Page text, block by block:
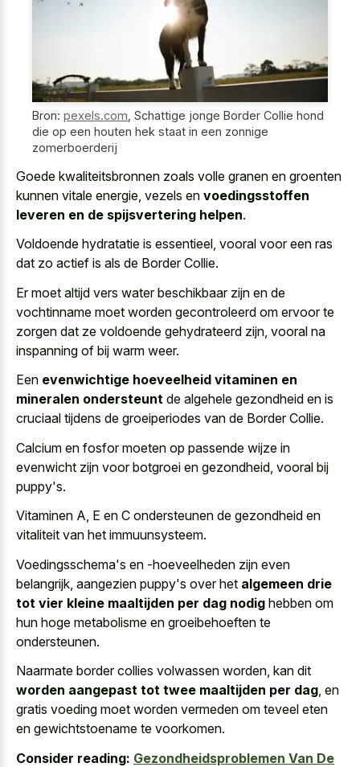
Bron: pexels.com Schattige jonge Border Collie hond
die op een houten hek staat in een zonnige
zomerboerderij
Goede kwaliteitsbronnen zoals volle granen en groenten
kunnen vitale energie, vezels en voedingsstoffen
leveren en de spijsvertering helpen.
Voldoende hydratatie is essentieel, vooral voor een ras
dat zo actief is als de Border Collie.
Er moet altijd vers water beschikbaar zijn en de
vochtinname moet worden gecontroleerd om ervoor te
zorgen dat ze voldoende gehydrateerd zijn, vooral na
inspanning of bij warm weer.
Een evenwichtige hoeveelheid vitaminen en
mineralen ondersteunt de algehele gezondheid en is
cruciaal tijdens de groeiperiodes van de Border Collie.
Calcium en fosfor moeten op passende wijze in
evenwicht zijn voor botgroei en gezondheid, vooral bij
puppy's.
Vitaminen A, E en C ondersteunen de gezondheid en
vitaliteit van het immuunsysteem.
Voedingsschema's en -hoeveelheden zijn even
belangrijk, aangezien puppy's over het algemeen drie
tot vier kleine maaltijden per dag nodig hebben om
hun hoge metabolisme en groeibehoeften te
ondersteunen.
Naarmate border collies volwassen worden, kan dit
worden aangepast tot twee maaltijden per dag, en
gratis voeding moet worden vermeden om teveel eten
en gewichtstoename te voorkomen.
Consider reading: Gezondheidsproblemen Van De